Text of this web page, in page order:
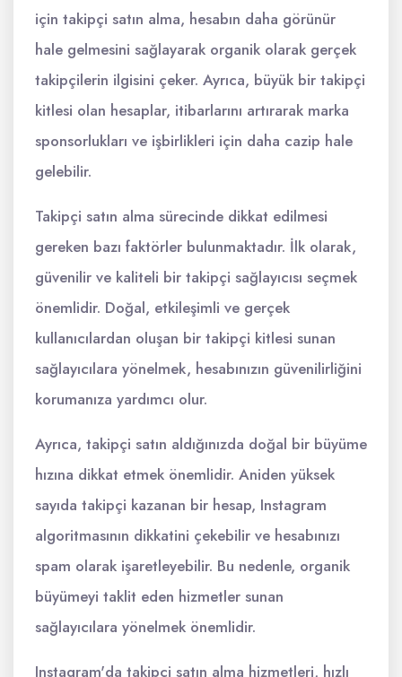
için takipçi satın alma, hesabın daha görünür
hale gelmesini sağlayarak organik olarak gerçek
takipçilerin ilgisini çeker. Ayrıca, büyük bir takipçi
kitlesi olan hesaplar, itibarlarını artırarak marka
sponsorlukları ve işbirlikleri için daha cazip hale
gelebilir.
Takipçi satın alma sürecinde dikkat edilmesi
gereken bazı faktörler bulunmaktadır. İlk olarak,
güvenilir ve kaliteli bir takipçi sağlayıcısı seçmek
önemlidir. Doğal, etkileşimli ve gerçek
kullanıcılardan oluşan bir takipçi kitlesi sunan
sağlayıcılara yönelmek, hesabınızın güvenilirliğini
korumanıza yardımcı olur.
Ayrıca, takipçi satın aldığınızda doğal bir büyüme
hızına dikkat etmek önemlidir. Aniden yüksek
sayıda takipçi kazanan bir hesap, Instagram
algoritmasının dikkatini çekebilir ve hesabınızı
spam olarak işaretleyebilir. Bu nedenle, organik
büyümeyi taklit eden hizmetler sunan
sağlayıcılara yönelmek önemlidir.
Instagram'da takipçi satın alma hizmetleri, hızlı